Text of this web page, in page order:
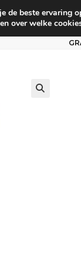
de beste ervaring
over welke